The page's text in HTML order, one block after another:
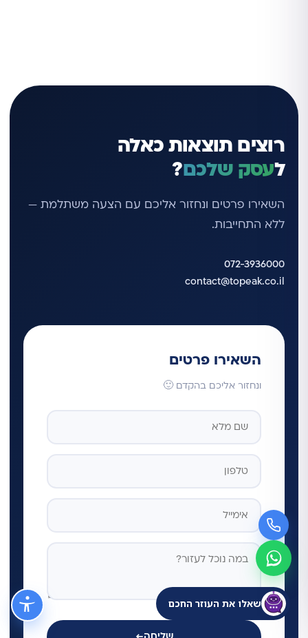
רוצים תוצאות כאלה
לעסק שלכם?
השאירו פרטים ונחזור אליכם עם הצעה משתלמת —
ללא התחייבות.
072-3936000
contact@topeak.co.il
השאירו פרטים
ונחזור אליכם בהקדם 🙂
שאלו את העוזר החכם